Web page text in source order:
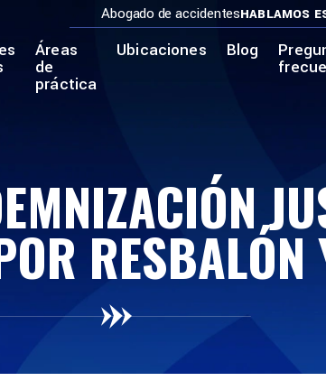
Abogado de accidentesHABLAMOS
Áreas
de
práctica
Ubicaciones Blog